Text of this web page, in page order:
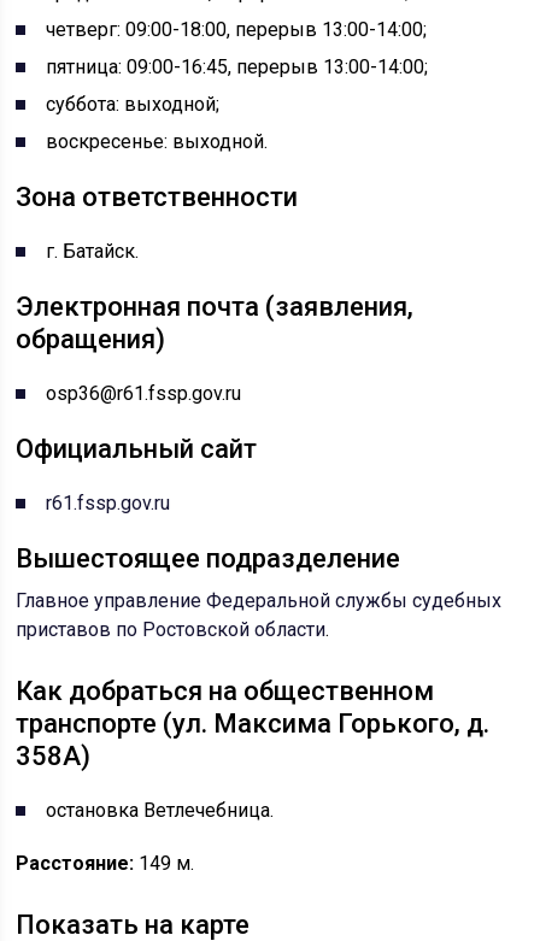
четверг: 09:00-18:00, перерыв 13:00-14:00;
пятница: 09:00-16:45, перерыв 13:00-14:00;
суббота: выходной;
воскресенье: выходной.
Зона ответственности
г. Батайск.
Электронная почта (заявления,
обращения)
osp36@r61.fssp.gov.ru
Официальный сайт
r61.fssp.gov.ru
Вышестоящее подразделение
Главное управление Федеральной службы судебных
приставов по Ростовской области.
Как добраться на общественном
транспорте (ул. Максима Горького, д.
358А)
остановка Ветлечебница.
Расстояние: 149 м.
Показать на карте